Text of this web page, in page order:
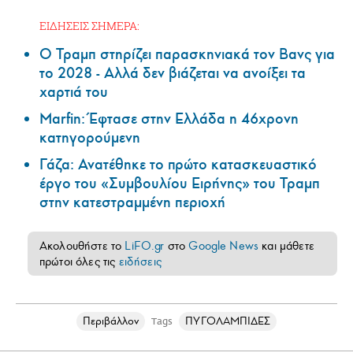
ΕΙΔΗΣΕΙΣ ΣΗΜΕΡΑ:
Ο Τραμπ στηρίζει παρασκηνιακά τον Βανς για
το 2028 - Αλλά δεν βιάζεται να ανοίξει τα
χαρτιά του
Marfin: Έφτασε στην Ελλάδα η 46χρονη
κατηγορούμενη
Γάζα: Ανατέθηκε το πρώτο κατασκευαστικό
έργο του «Συμβουλίου Ειρήνης» του Τραμπ
στην κατεστραμμένη περιοχή
Ακολουθήστε το LiFO.gr στοGoogle News και μάθετε
πρώτοι όλες τις ειδήσεις
Περιβάλλον Tags ΠΥΓΟΛΑΜΠΙΔΕΣ